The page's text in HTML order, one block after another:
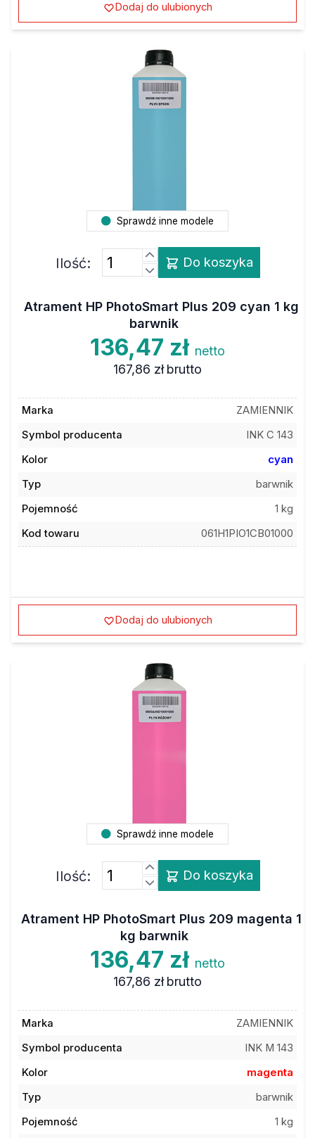
Dodaj do ulubionych
Sprawdź inne modele
Ilość: Do koszyka
Atrament HP PhotoSmart Plus 209 cyan 1 kg
barwnik
136,47 zł netto
167,86 zł brutto
Marka
ZAMIENNIK
Symbol producenta
INK C 143
Kolor
cyan
Typ
barwnik
Pojemność
1 kg
Kod towaru
061H1PIO1CB01000
Dodaj do ulubionych
Sprawdź inne modele
Ilość: Do koszyka
Atrament HP PhotoSmart Plus 209 magenta 1
kg barwnik
136,47 zł netto
167,86 zł brutto
Marka
ZAMIENNIK
Symbol producenta
INK M 143
Kolor
magenta
Typ
barwnik
Pojemność
1 kg